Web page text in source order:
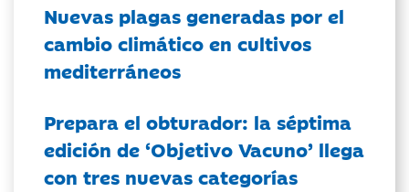
Nuevas plagas generadas por el
cambio climático en cultivos
mediterráneos
Prepara el obturador: la séptima
edición de ‘Objetivo Vacuno’ llega
con tres nuevas categorías